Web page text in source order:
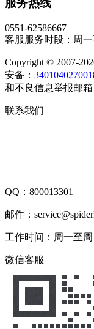
服务热线
0551-62586667
客服服务时段：周
Copyright © 2007-
安备：
和不良信息举报邮箱
联系我们
QQ： 800013301
邮件：
工作时间：周一至
微信客服